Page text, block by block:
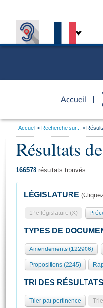
Accueil
d'accueil
Présidence
577 députés
Groupes politiques
Séance publique
Commissions et
Europe et
Pétitions
Général
Rôle et pouvoirs de
Organisation de
Présidence Conférence
Statistiques et
Visiter l'Assemblée
Visite virtuelle du
Assister à une séance
Vous
Accueil Recherche sur...
Résultats
166578 résultats trouvés
LÉGISLATURE
17e législature (X)
TYPES DE
Amendements (122906)
Propositions (2245)
TRI DES RÉSULTATS
Trier par pertinence